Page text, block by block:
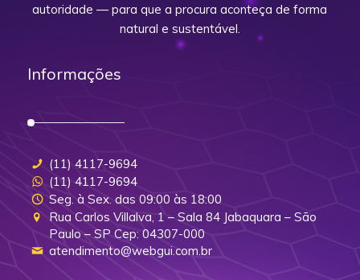
autoridade — para que a procura aconteça de forma
natural e sustentável.
Informações
(11) 4117-9694
(11) 4117-9694
Seg. à Sex. das 09:00 às 18:00
Rua Carlos Villalva, 1 – Sala 84 Jabaquara – São
Paulo – SP Cep: 04307-000
atendimento@webgui.com.br